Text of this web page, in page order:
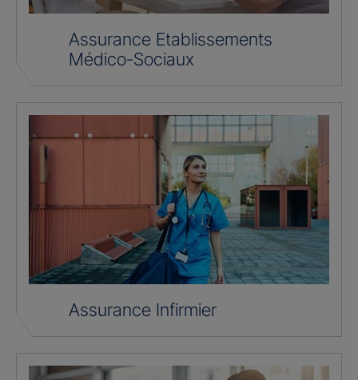
Assurance Etablissements
Médico-Sociaux
Assurance Infirmier